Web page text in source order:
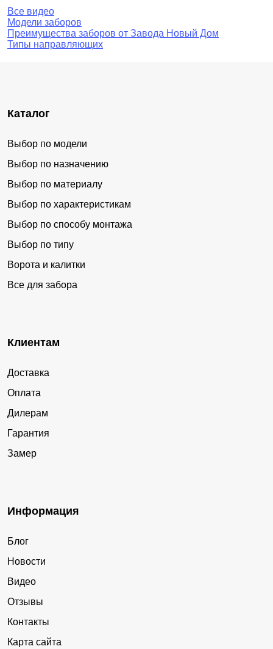
Все видео
Модели заборов
Преимущества заборов от Завода Новый Дом
Типы направляющих
Каталог
Выбор по модели
Выбор по назначению
Выбор по материалу
Выбор по характеристикам
Выбор по способу монтажа
Выбор по типу
Ворота и калитки
Все для забора
Клиентам
Доставка
Оплата
Дилерам
Гарантия
Замер
Информация
Блог
Новости
Видео
Отзывы
Контакты
Карта сайта